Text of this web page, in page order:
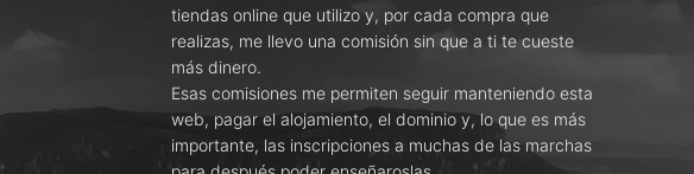
tiendas online que utilizo y, por cada compra que
realizas, me llevo una comisión sin que a ti te cueste
más dinero.
Esas comisiones me permiten seguir manteniendo esta
web, pagar el alojamiento, el dominio y, lo que es más
importante, las inscripciones a muchas de las marchas